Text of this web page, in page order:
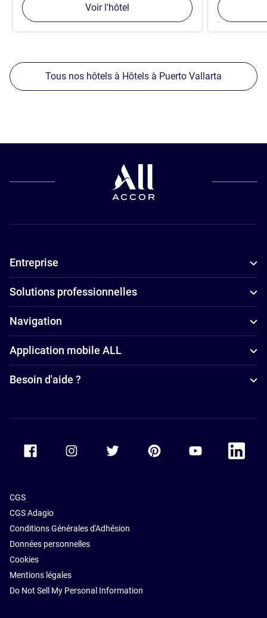
Voir l'hôtel
Tous nos hôtels à Hôtels à Puerto Vallarta
Entreprise
Solutions professionnelles
Navigation
Application mobile ALL
Besoin d'aide ?
Accor Facebook Accor TwitterAccor PinterestAccor Youtube
Accor
CGS
CGS Adagio
Conditions Générales d'Adhésion
Données personnelles
Cookies
Mentions légales
Do Not Sell My Personal Information